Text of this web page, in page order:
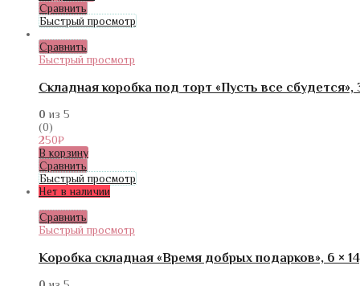
Сравнить
Быстрый просмотр
Сравнить
Быстрый просмотр
Складная коробка под торт «Пусть все сбудется»,
0 из 5
(0)
250₽
В корзину
Сравнить
Быстрый просмотр
Нет в наличии
Сравнить
Быстрый просмотр
Коробка складная «Время добрых подарков», 6 ×